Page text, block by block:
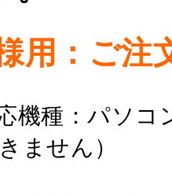
用：ご注
機種：パソ
ません）